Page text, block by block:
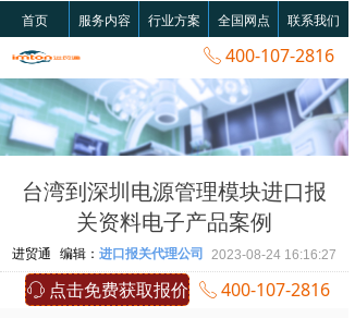
ꂅ 400-107-2816
首页 服务内容 行业方案 全国网点 联系我们
台湾到深圳电源管理模块进口报
关资料电子产品案例
2023-08-24 16:16:27
进贸通 编辑： 进口报关代理公司
ꁱ 点击免费获取报价 ꂅ 400-107-2816